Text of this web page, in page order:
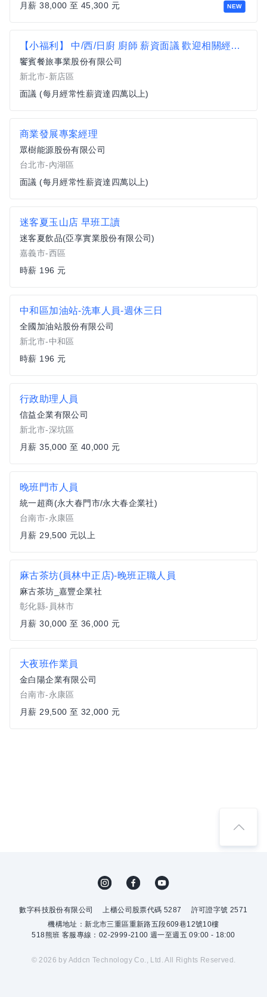
NEW
月薪 38,000 至 45,300 元
【小福利】 中/西/日廚 廚師 薪資面議 歡迎相關經驗者來挑戰【新店區】
饗賓餐旅事業股份有限公司
新北市-新店區
面議 (每月經常性薪資達四萬以上)
商業發展專案經理
眾樹能源股份有限公司
台北市-內湖區
面議 (每月經常性薪資達四萬以上)
迷客夏玉山店 早班工讀
迷客夏飲品(亞享實業股份有限公司)
嘉義市-西區
時薪 196 元
中和區加油站-洗車人員-週休三日
全國加油站股份有限公司
新北市-中和區
時薪 196 元
行政助理人員
信益企業有限公司
新北市-深坑區
月薪 35,000 至 40,000 元
晚班門市人員
統一超商(永大春門市/永大春企業社)
台南市-永康區
月薪 29,500 元以上
麻古茶坊(員林中正店)-晚班正職人員
麻古茶坊_嘉豐企業社
彰化縣-員林市
月薪 30,000 至 36,000 元
大夜班作業員
金白陽企業有限公司
台南市-永康區
月薪 29,500 至 32,000 元
數字科技股份有限公司 上櫃公司股票代碼 5287
許可證字號 2571
機構地址：新北市三重區重新路五段609巷12號10樓
518熊班 客服專線：02-2999-2100 週一至週五 09:00 - 18:00
© 2026 by Addcn Technology Co., Ltd. All Rights Reserved.